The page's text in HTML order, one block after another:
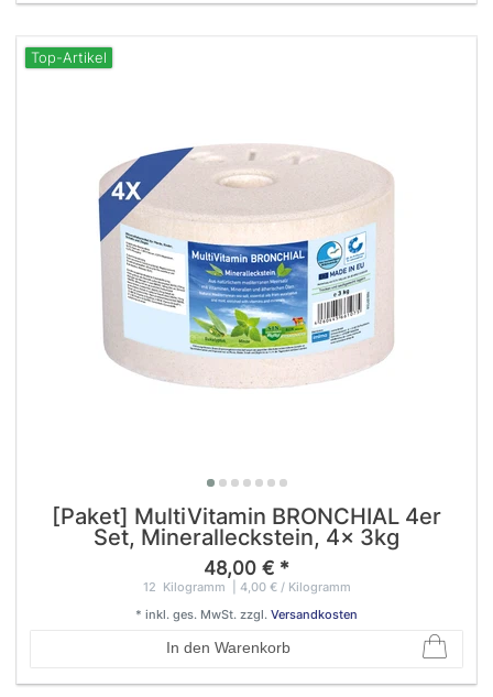
Top-Artikel
[Paket] MultiVitamin BRONCHIAL 4er
Set, Mineralleckstein, 4x 3kg
48,00 € *
12 Kilogramm | 4,00 € / Kilogramm
In den Warenkorb
* inkl. ges. MwSt. zzgl. Versandkosten